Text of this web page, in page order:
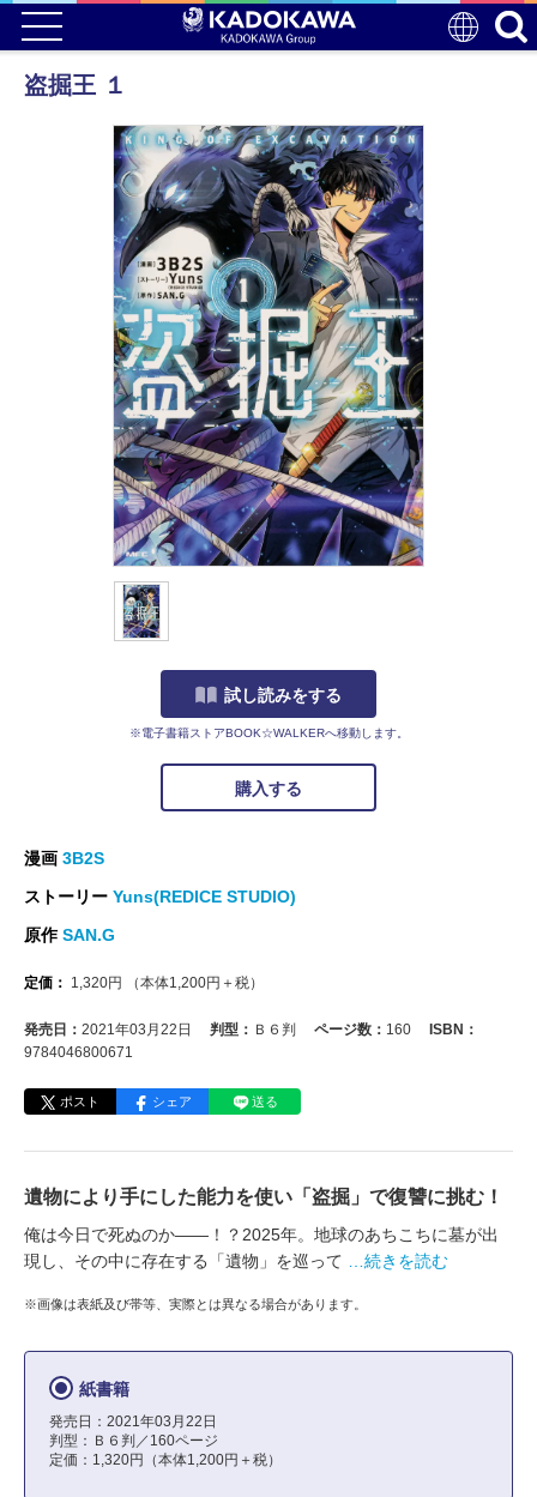
盗掘王 １
試し読みをする
※電子書籍ストアBOOK☆WALKERへ移動します。
購入する
漫画 3B2S
ストーリー Yuns(REDICE STUDIO)
原作SAN.G
定価： 1,320円 （本体1,200円＋税）
発売日： 2021年03月22日 判型： Ｂ６判 ページ数： 160
ISBN：
9784046800671
ポスト シェア 送る
遺物により手にした能力を使い「盗掘」で復讐に挑む！
俺は今日で死ぬのか――！？2025年。地球のあちこちに墓が出
現し、その中に存在する「遺物」を巡って
…続きを読む
※画像は表紙及び帯等、実際とは異なる場合があります。
紙書籍
発売日：2021年03月22日
判型：Ｂ６判／160ページ
定価：1,320円（本体1,200円＋税）